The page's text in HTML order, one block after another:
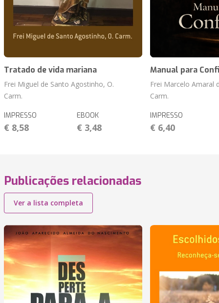
Tratado de vida mariana
Frei Miguel de Santo Agostinho, O.
Carm.
IMPRESSO
€ 8,58
EBOOK
€ 3,48
Manual para
Frei Marcelo Amaral
Carm.
IMPRESSO
€ 6,40
Publicações relacionadas
Ver a lista completa